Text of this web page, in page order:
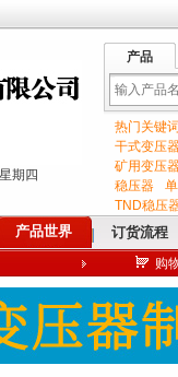
期四
产品
输热门关键
干式变压
矿用变压
稳压器
TND稳压
产品世界 订货流程
购